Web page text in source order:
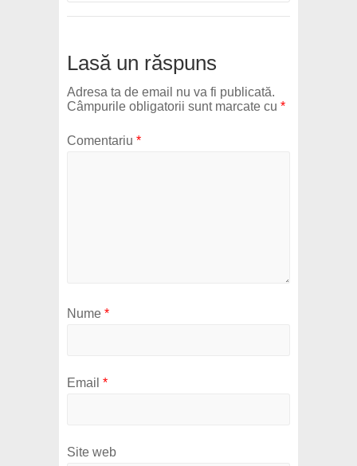
Lasă un răspuns
Adresa ta de email nu va fi publicată.
Câmpurile obligatorii sunt marcate cu *
Comentariu *
Nume *
Email *
Site web